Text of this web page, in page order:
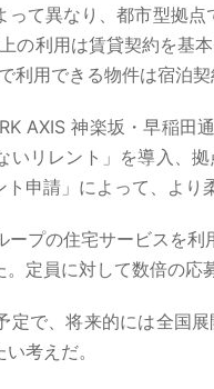
て異なり、都市型拠
の利用は賃貸契約を基
利用できる物件は宿泊契
AXIS 神楽坂・早稲
いリレント」を導入、
申請」によって、より
プの住宅サービスを
定員に対して数倍の応
定で、将来的には全国
考えだ。